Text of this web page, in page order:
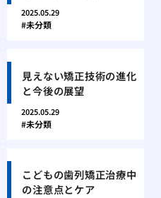
2025.05.29
未分類
見えない矯正技術の進化
と今後の展望
2025.05.29
未分類
こどもの歯列矯正治療中
の注意点とケア